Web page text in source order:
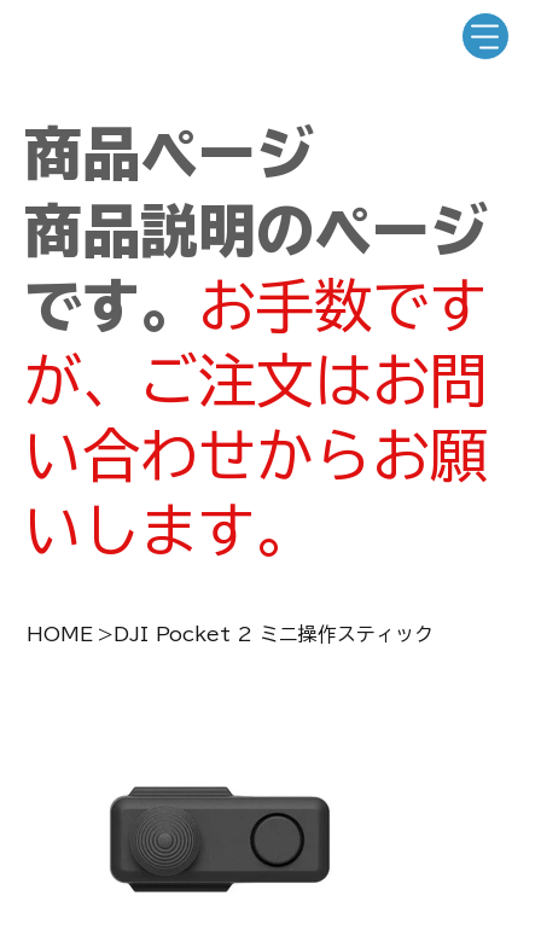
商品ページ
商品説明のページ
です。 お手数です
が、ご注文はお問
い合わせからお願
いします。
HOME > DJI Pocket 2 ミニ操作スティック